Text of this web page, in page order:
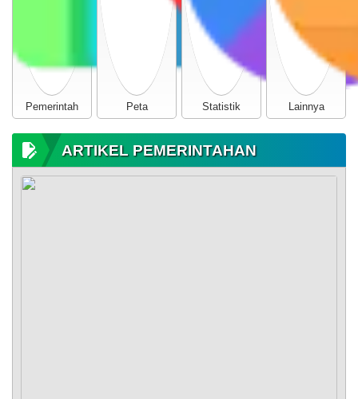
Pemerintah Peta Statistik Lainnya
ARTIKEL PEMERINTAHAN